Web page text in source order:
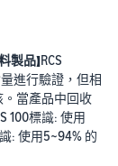
製品】RCS
進行驗證，但相
。當產品中回收
100標識: 使用
: 使用5~94% 的